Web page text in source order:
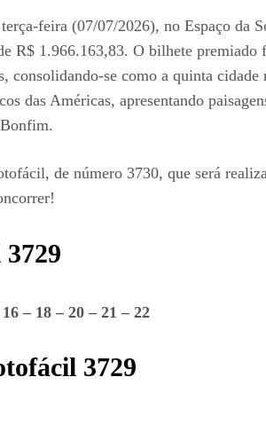
feira (07/07/2026), no Espaço da
R$ 1.966.163,83. O bilhete
consolidando-se como a quinta
das Américas, apresentando
de número 3730, que será
– 18 – 20 – 21 – 22
3729